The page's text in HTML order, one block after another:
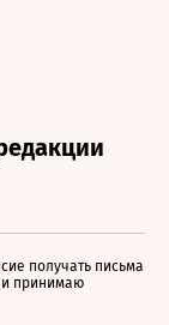
получать письма
и принимаю